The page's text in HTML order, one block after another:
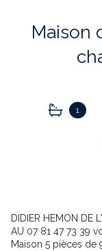
Maison de
1
DIDIER HEMON DE
AU 07 81 47 73 39
Maison 5 pièces de